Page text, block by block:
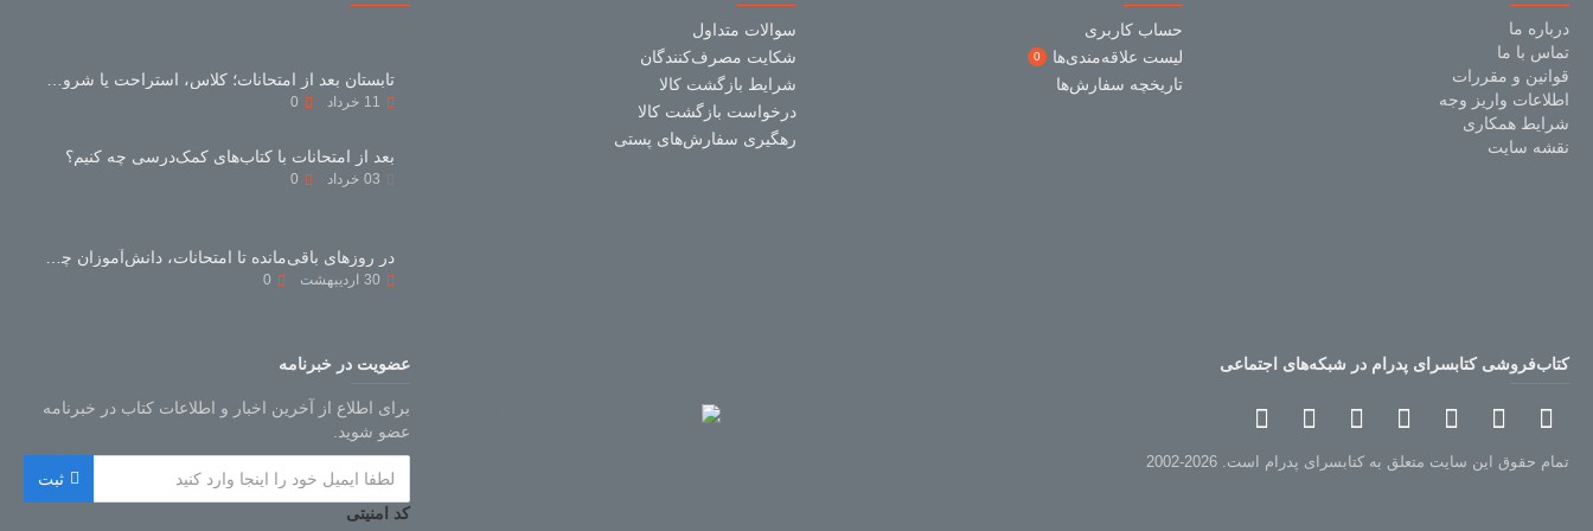
درباره ما
تماس با ما
قوانین و مقررات
اطلاعات واریز وجه
شرایط همکاری
نقشه سایت
حساب کاربری
لیست علاقه‌مندی‌ها
0
تاریخچه سفارش‌ها
سوالات متداول
شکایت مصرف‌کنندگان
شرایط بازگشت کالا
درخواست بازگشت کالا
رهگیری سفارش‌های پستی
11 خرداد 0
بعد از امتحانات با کتاب‌های کمک‌درسی چه کنیم؟
03 خرداد 0
30 اردیبهشت 0
کتاب‌فروشی کتابسرای پدرام در شبکه‌های اجتماعی
تمام حقوق این سایت متعلق به کتابسرای پدرام است. 2026-2002
عضویت در خبرنامه
برای اطلاع از آخرین اخبار و اطلاعات کتاب در خبرنامه
عضو شوید.
ثبت
کد امنیتی